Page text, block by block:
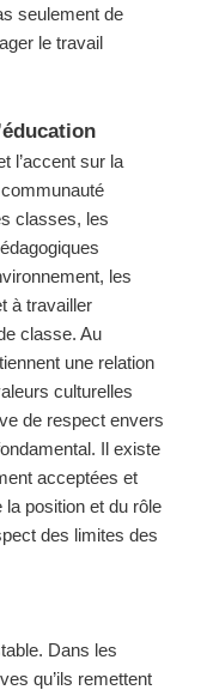
seulement de
le travail
l’accent sur la
classes, les
les
à travailler
classe. Au
une relation
culturelles
de respect envers
Il existe
acceptées et
position et du rôle
des limites des
Dans les
qu’ils remettent